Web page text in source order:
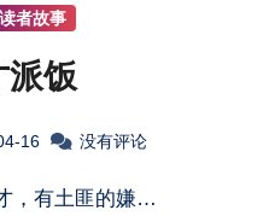
读者故事
派饭
16 没有评论
才，有土匪的嫌…